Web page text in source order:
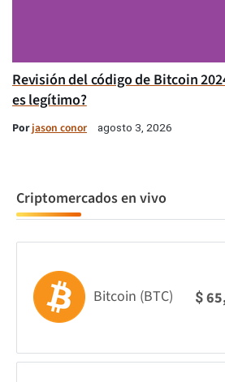
Revisión del código de Bitcoin
es legítimo?
Porjason conor agosto 3, 2026
Criptomercados en vivo
Bitcoin (BTC) $